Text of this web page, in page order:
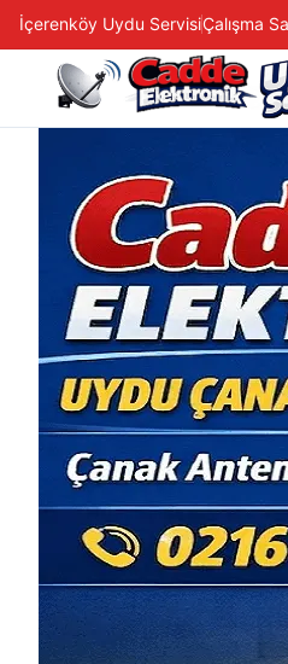
İçerenköy Uydu ServisiÇalışma